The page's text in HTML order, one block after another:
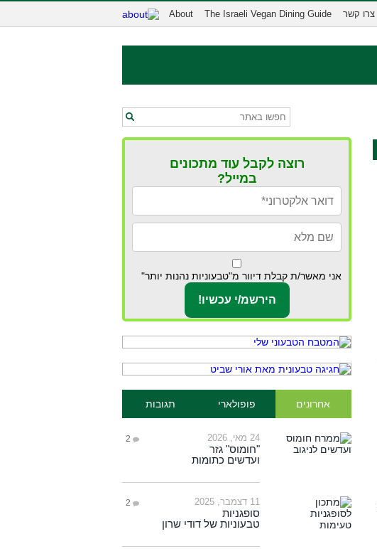
צרו קשר The Israeli Vegan Dining Guide
About
רוצה לקבל עוד מתכונים
במייל?
אני מאשר/ת קבלת דיוור מ"טבעוניות נהנות יותר"
אחרונים פופולארי תגובות
24 מאי, 2026 2
"חומוס" גזר
ועדשים כתומות
11 דצמבר, 2025 2
סופגניות
טבעוניות של דודי שרון